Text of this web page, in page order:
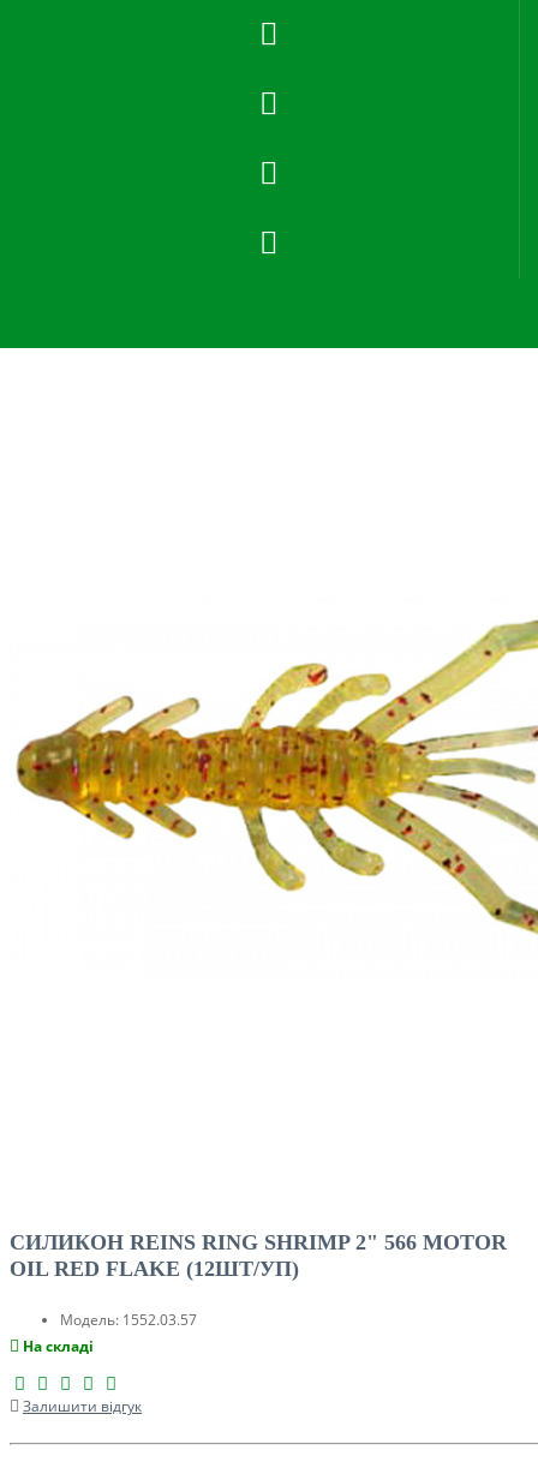
СИЛИКОН REINS RING SHRIMP 2" 566 MOTOR
OIL RED FLAKE (12ШТ/УП)
Модель: 1552.03.57
На складі
Залишити відгук